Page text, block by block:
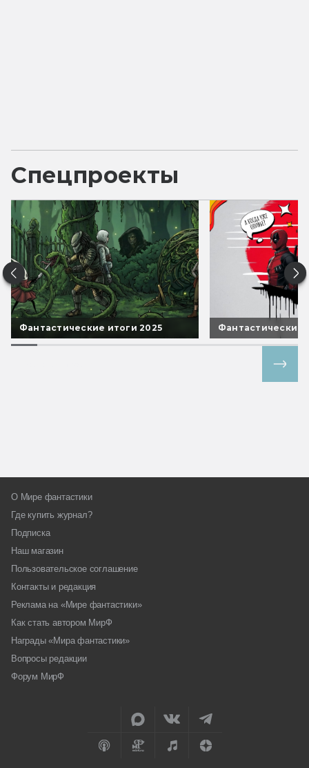
Спецпроекты
Фантастические итоги 2025 Фантастические
О Мире фантастики
Где купить журнал?
Подписка
Наш магазин
Пользовательское соглашение
Контакты и редакция
Реклама на «Мире фантастики»
Как стать автором МирФ
Награды «Мира фантастики»
Вопросы редакции
Форум МирФ